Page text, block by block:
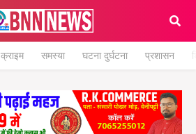
क्राइम समस्या घटना दुर्घटना प्रशासन